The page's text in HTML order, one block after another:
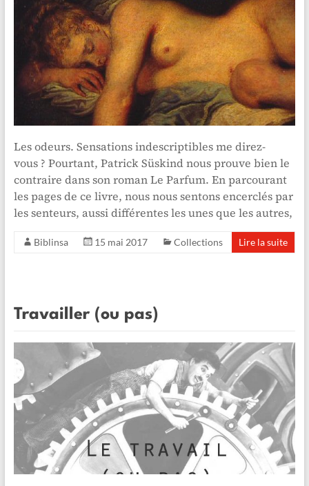
Les odeurs. Sensations indescriptibles me direz-
vous ? Pourtant, Patrick Süskind nous prouve bien le
contraire dans son roman Le Parfum. En parcourant
les pages de ce livre, nous nous sentons encerclés par
les senteurs, aussi différentes les unes que les autres,
Biblinsa 15 mai 2017 Collections Lire la suite
Travailler (ou pas)